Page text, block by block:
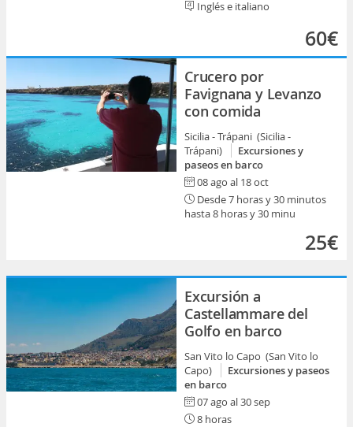
Inglés e italiano
60€
Crucero por
Favignana y Levanzo
con comida
Sicilia - Trápani (Sicilia -
Trápani)
Excursiones y
paseos en barco
08 ago al 18 oct
Desde 7 horas y 30 minutos
hasta 8 horas y 30 minu
25€
Excursión a
Castellammare del
Golfo en barco
San Vito lo Capo (San Vito lo
Capo)
Excursiones y paseos
en barco
07 ago al 30 sep
8 horas